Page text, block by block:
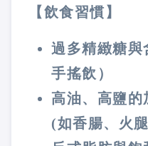
【飲食習慣】
過多精緻糖與
手搖飲）
高油、高鹽的
(如香腸、火